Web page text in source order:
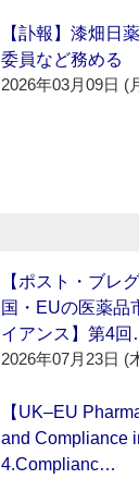
【訃報】漆畑日
委員など務める
2026年03月09日 (
【ポスト・ブレ
国・EUの医薬品
イアンス】第4
2026年07月23日 (
【UK–EU
and Compliance
4.Complianc…